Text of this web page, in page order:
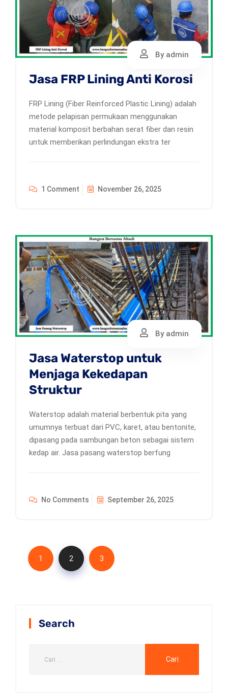
By admin
Jasa FRP Lining Anti Korosi
FRP Lining (Fiber Reinforced Plastic Lining) adalah
metode pelapisan permukaan menggunakan
material komposit berbahan serat fiber dan resin
untuk memberikan perlindungan ekstra ter
1 Comment November 26, 2025
By admin
Jasa Waterstop untuk
Menjaga Kekedapan
Struktur
Waterstop adalah material berbentuk pita yang
umumnya terbuat dari PVC, karet, atau bentonite,
dipasang pada sambungan beton sebagai sistem
kedap air. Jasa pasang waterstop berfung
No Comments September 26, 2025
1 2 3
Search